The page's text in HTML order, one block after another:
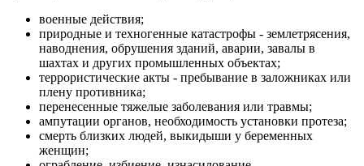
военные действия;
природные и техногенные катастрофы - землетрясения,
наводнения, обрушения зданий, аварии, завалы в
шахтах и других промышленных объектах;
террористические акты - пребывание в заложниках или
плену противника;
перенесенные тяжелые заболевания или травмы;
ампутации органов, необходимость установки протеза;
смерть близких людей, выкидыши у беременных
женщин;